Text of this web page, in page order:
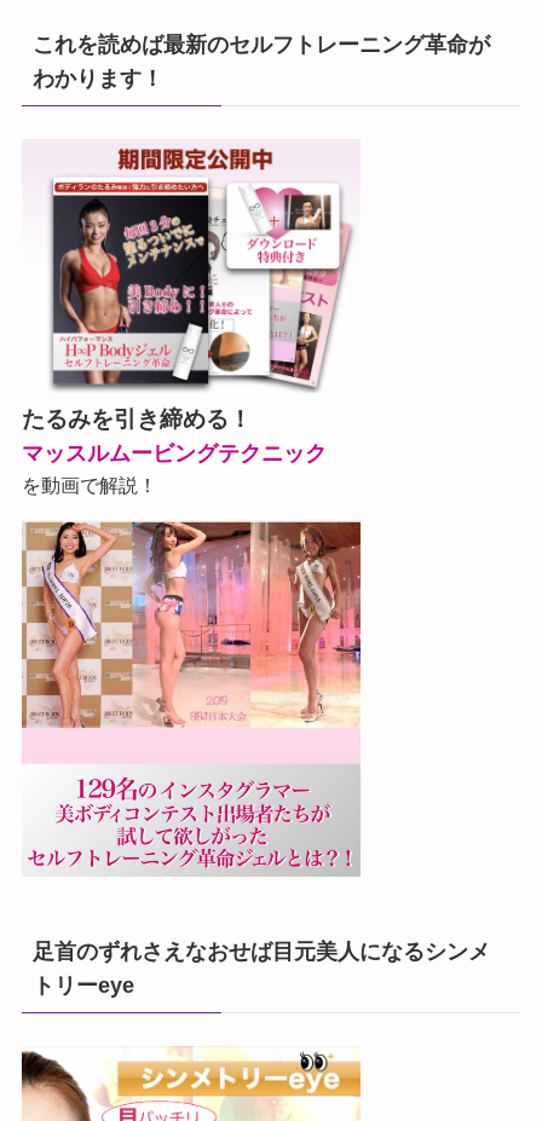
これを読めば最新のセルフトレーニング革命が
わかります！
たるみを引き締める！
マッスルムービングテクニック
を動画で解説！
足首のずれさえなおせば目元美人になるシンメ
トリーeye